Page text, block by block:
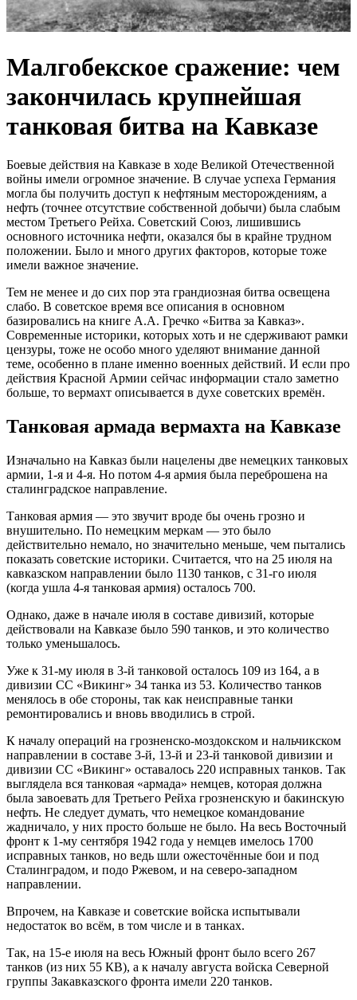
Малгобекское сражение: чем
закончилась крупнейшая
танковая битва на Кавказе
Боевые действия на Кавказе в ходе Великой Отечественной
войны имели огромное значение. В случае успеха Германия
могла бы получить доступ к нефтяным месторождениям, а
нефть (точнее отсутствие собственной добычи) была слабым
местом Третьего Рейха. Советский Союз, лишившись
основного источника нефти, оказался бы в крайне трудном
положении. Было и много других факторов, которые тоже
имели важное значение.
Тем не менее и до сих пор эта грандиозная битва освещена
слабо. В советское время все описания в основном
базировались на книге А.А. Гречко «Битва за Кавказ».
Современные историки, которых хоть и не сдерживают рамки
цензуры, тоже не особо много уделяют внимание данной
теме, особенно в плане именно военных действий. И если про
действия Красной Армии сейчас информации стало заметно
больше, то вермахт описывается в духе советских времён.
Танковая армада вермахта на Кавказе
Изначально на Кавказ были нацелены две немецких танковых
армии, 1-я и 4-я. Но потом 4-я армия была переброшена на
сталинградское направление.
Танковая армия — это звучит вроде бы очень грозно и
внушительно. По немецким меркам — это было
действительно немало, но значительно меньше, чем пытались
показать советские историки. Считается, что на 25 июля на
кавказском направлении было 1130 танков, с 31-го июля
(когда ушла 4-я танковая армия) осталось 700.
Однако, даже в начале июля в составе дивизий, которые
действовали на Кавказе было 590 танков, и это количество
только уменьшалось.
Уже к 31-му июля в 3-й танковой осталось 109 из 164, а в
дивизии СС «Викинг» 34 танка из 53. Количество танков
менялось в обе стороны, так как неисправные танки
ремонтировались и вновь вводились в строй.
К началу операций на грозненско-моздокском и нальчикском
направлении в составе 3-й, 13-й и 23-й танковой дивизии и
дивизии СС «Викинг» оставалось 220 исправных танков. Так
выглядела вся танковая «армада» немцев, которая должна
была завоевать для Третьего Рейха грозненскую и бакинскую
нефть. Не следует думать, что немецкое командование
жадничало, у них просто больше не было. На весь Восточный
фронт к 1-му сентября 1942 года у немцев имелось 1700
исправных танков, но ведь шли ожесточённые бои и под
Сталинградом, и подо Ржевом, и на северо-западном
направлении.
Впрочем, на Кавказе и советские войска испытывали
недостаток во всём, в том числе и в танках.
Так, на 15-е июля на весь Южный фронт было всего 267
танков (из них 55 КВ), а к началу августа войска Северной
группы Закавказского фронта имели 220 танков.